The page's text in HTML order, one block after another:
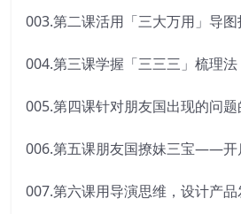
003.第二课活用「三大万用」导
004.第三课学握「三三三」梳理
005.第四课针对朋友国出现的问
006.第五课朋友国撩妹三宝——开
007.第六课用导演思维，设计产